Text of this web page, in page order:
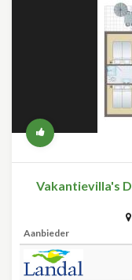
Vakantievilla's
Aanbieder